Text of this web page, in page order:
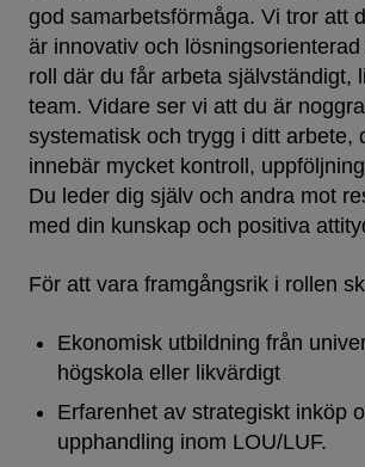
god samarbetsförmåga. Vi tror att
är innovativ och
roll där du får arbeta självständigt,
team. Vidare ser vi att du är
systematisk och trygg i ditt arbete,
innebär mycket kontroll,
Du leder dig själv och andra mot
med din kunskap och positiva
För att vara framgångsrik i rollen
Ekonomisk utbildning från
högskola eller likvärdigt
Erfarenhet av strategiskt inköp
upphandling inom LOU/LUF.